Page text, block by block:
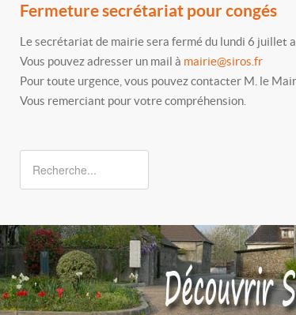
Fermeture secrétariat pour congés
Le secrétariat de mairie sera fermé du lundi 6 juillet
Vous pouvez adresser un mail à mairie@siros.fr
Pour toute urgence, vous pouvez contacter M. le
Vous remerciant pour votre compréhension.